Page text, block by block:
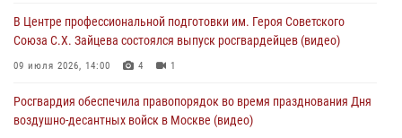
В Центре профессиональной подготовки им. Героя Советского
Союза С.Х. Зайцева состоялся выпуск росгвардейцев (видео)
09 июля 2026, 14:00 4 1
Росгвардия обеспечила правопорядок во время празднования Дня
воздушно-десантных войск в Москве (видео)